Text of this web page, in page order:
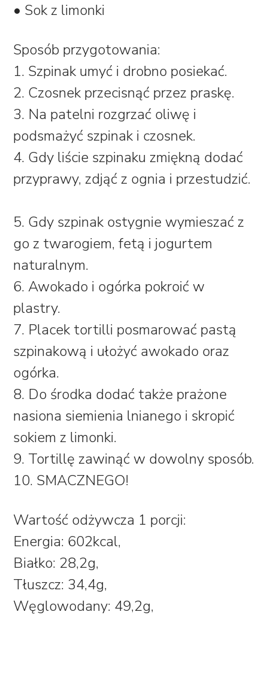
• Sok z limonki
Sposób przygotowania:
1. Szpinak umyć i drobno posiekać.
2. Czosnek przecisnąć przez praskę.
3. Na patelni rozgrzać oliwę i
podsmażyć szpinak i czosnek.
4. Gdy liście szpinaku zmiękną dodać
przyprawy, zdjąć z ognia i przestudzić.
5. Gdy szpinak ostygnie wymieszać z
go z twarogiem, fetą i jogurtem
naturalnym.
6. Awokado i ogórka pokroić w
plastry.
7. Placek tortilli posmarować pastą
szpinakową i ułożyć awokado oraz
ogórka.
8. Do środka dodać także prażone
nasiona siemienia lnianego i skropić
sokiem z limonki.
9. Tortillę zawinąć w dowolny sposób.
10. SMACZNEGO!
Wartość odżywcza 1 porcji:
Energia: 602kcal,
Białko: 28,2g,
Tłuszcz: 34,4g,
Węglowodany: 49,2g,